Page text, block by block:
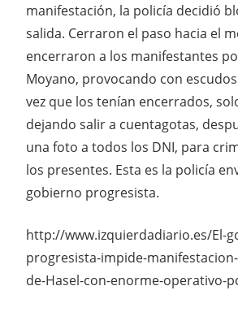
manifestación, la policía decidió
salida. Cerraron el paso hacia el
encerraron a los manifestantes
Moyano, provocando con
vez que los tenían encerrados,
dejando salir a cuentagotas,
una foto a todos los DNI, para
los presentes. Esta es la policía
gobierno progresista.
http://www.izquierdadiario.es/El-
progresista-impide-
de-Hasel-con-enorme-operativo-